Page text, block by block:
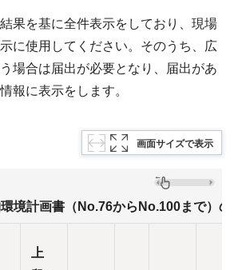
果を基に全件表示をしており、現場
に使用してください。そのうち、広
場合は届出が必要となり、届出があ
報に表示をします。
画面サイズで表示
境計画書（No.76からNo.100まで）の
上